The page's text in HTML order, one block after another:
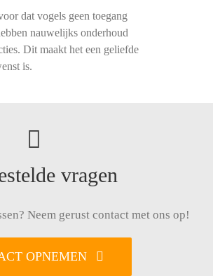
dat vogels geen toegang
nauwelijks onderhoud
Dit maakt het een geliefde
is.
vragen
Neem gerust contact met ons op!
OPNEMEN